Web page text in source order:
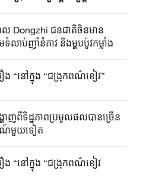
ល Dongzhi ជនជាតិចិនមាន
លាប់ញ៉ាំនំគាវ និងម្ហូបប៉ូវកម្លាំង
ង “នៅក្នុង “ជង្រុកពណ៌ខៀវ”
ហាញ​ពី​ទិដ្ឋភាពប្រមូលផល​បាន​ច្រើន​​
ណ៍​មួយទៀត
ង “នៅក្នុង “ជង្រុកពណ៌ខៀវ